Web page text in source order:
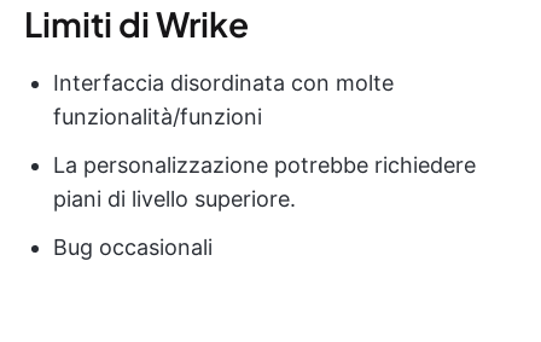
Limiti di Wrike
Interfaccia disordinata con molte
funzionalità/funzioni
La personalizzazione potrebbe richiedere
piani di livello superiore.
Bug occasionali